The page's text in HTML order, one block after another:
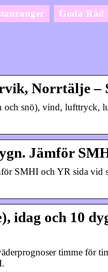
Goda Råd
Norrtälje –
och snö), vind, lufttryck,
Jämför
SMHI och YR sida vid
idag och 10
timme för